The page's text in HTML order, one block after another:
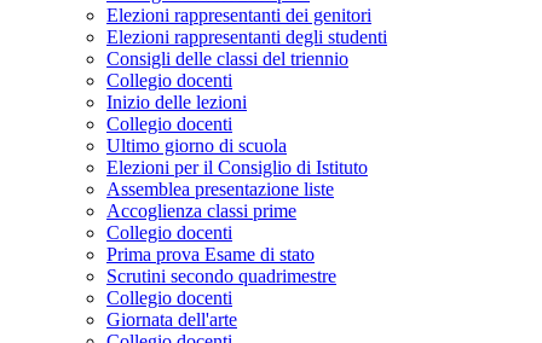
Elezioni rappresentanti dei genitori
Elezioni rappresentanti degli studenti
Consigli delle classi del triennio
Collegio docenti
Inizio delle lezioni
Collegio docenti
Ultimo giorno di scuola
Elezioni per il Consiglio di Istituto
Assemblea presentazione liste
Accoglienza classi prime
Collegio docenti
Prima prova Esame di stato
Scrutini secondo quadrimestre
Collegio docenti
Giornata dell'arte